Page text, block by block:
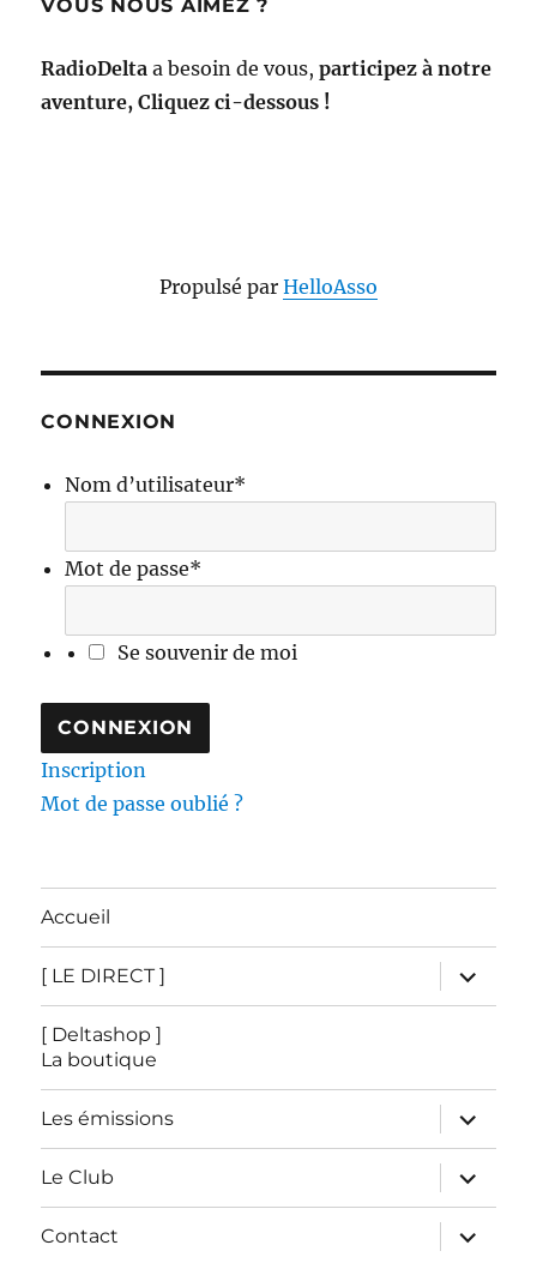
VOUS NOUS AIMEZ ?
RadioDelta a besoin de vous,participez à notre
aventure, Cliquez ci-dessous !
Propulsé par HelloAsso
CONNEXION
Nom d’utilisateur*
Mot de passe*
Se souvenir de moi
Inscription
Mot de passe oublié ?
Accueil
[ LE DIRECT ]
ouvrir
le
sous-
[ Deltashop ]
La boutique
Les émissions
ouvrir
le
sous-
menu
Le Club
ouvrir
le
sous-
menu
Contact
ouvrir
le